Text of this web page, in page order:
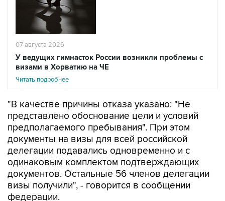
07 августа 2026
У ведущих гимнасток России возникли проблемы с
визами в Хорватию на ЧЕ
Читать подробнее
"В качестве причины отказа указано: "Не
представлено обоснование цели и условий
предполагаемого пребывания". При этом
документы на визы для всей российской
делегации подавались одновременно и с
одинаковым комплектом подтверждающих
документов. Остальные 56 членов делегации
визы получили", - говорится в сообщении
федерации.